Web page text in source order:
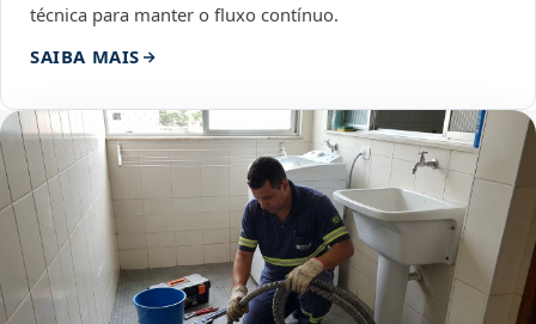
técnica para manter o fluxo contínuo.
SAIBA MAIS